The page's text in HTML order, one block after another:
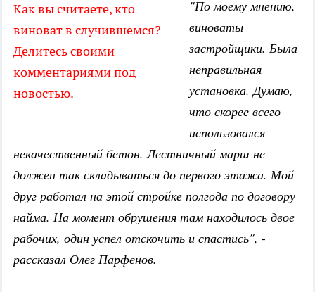
Как вы считаете, кто
виноват в случившемся?
Делитесь своими
комментариями под
новостью.
"По моему мнению,
виноваты
застройщики. Была
неправильная
установка. Думаю,
что скорее всего
использовался
некачественный бетон. Лестничный марш не
должен так складываться до первого этажа. Мой
друг работал на этой стройке полгода по договору
найма. На момент обрушения там находилось двое
рабочих, один успел отскочить и спастись", -
рассказал Олег Парфенов.